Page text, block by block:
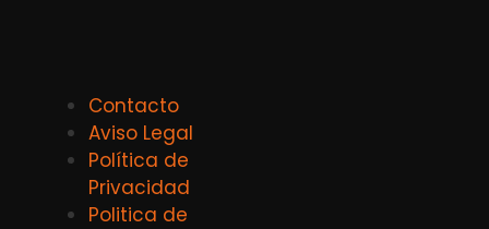
Contacto
Aviso Legal
Política de
Privacidad
Politica de